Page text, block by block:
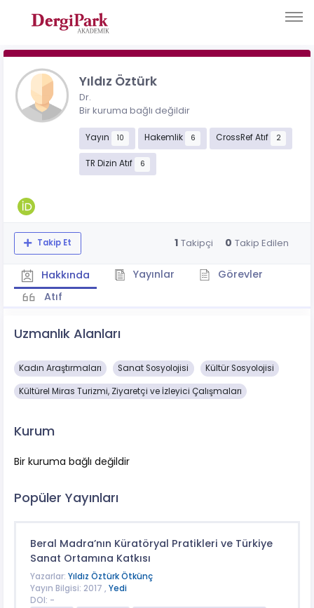
Yıldız Öztürk
Dr.
Bir kuruma bağlı değildir
Yayın 10 Hakemlik 6 CrossRef Atıf 2
TR Dizin Atıf 6
Takip Et 1 Takipçi 0 Takip Edilen
Hakkında Yayınlar
Görevler
Atıf
Uzmanlık Alanları
Kadın Araştırmaları Sanat Sosyolojisi Kültür Sosyolojisi
Kültürel Miras Turizmi, Ziyaretçi ve İzleyici Çalışmaları
Kurum
Bir kuruma bağlı değildir
Popüler Yayınları
Beral Madra’nın Küratöryal Pratikleri ve Türkiye
Sanat Ortamına Katkısı
Yazarlar: Yıldız Öztürk Ötkünç
Yayın Bilgisi: 2017 , Yedi
DOI: -